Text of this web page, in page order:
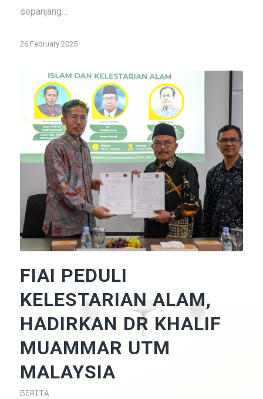
sepanjang…
26 February 2025
FIAI PEDULI
KELESTARIAN ALAM,
HADIRKAN DR KHALIF
MUAMMAR UTM
MALAYSIA
BERITA